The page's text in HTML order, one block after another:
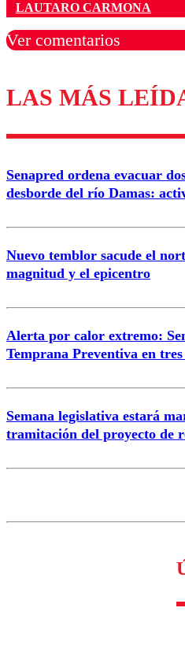
LAUTARO CARMONA
Ver comentarios
Los comentarios son
diálogo
Correo
LAS MÁS
Senapred ordena evacuar
desborde del río Damas:
Nuevo temblor sacude el
magnitud y el epicentro
Alerta por calor extremo:
Temprana Preventiva en
Semana legislativa estará
tramitación del proyecto de